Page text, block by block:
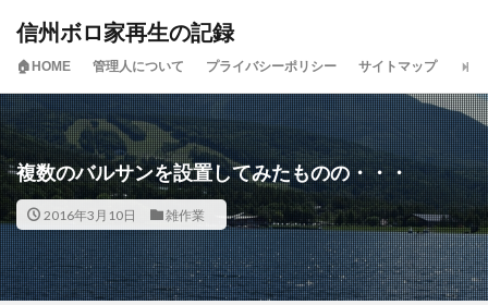
信州ボロ家再生の記録
🏠HOME 管理人について プライバシーポリシー サイトマップ
複数のバルサンを設置してみたものの・・・
2016年3月10日 雑作業